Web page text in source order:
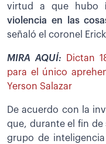
virtud a que hubo
violencia en las
señaló el coronel
MIRA AQUÍ:
Dictan
para el único
Yerson Salazar
De acuerdo con la
que, durante el fin de
grupo de